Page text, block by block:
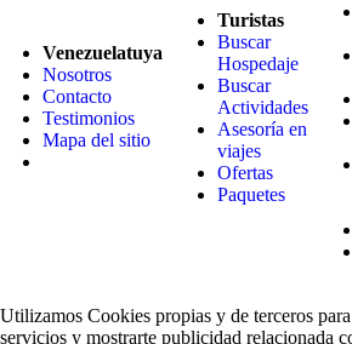
Venezuelatuya
Nosotros
Contacto
Testimonios
Mapa del sitio
Turistas
Buscar
Hospedaje
Buscar
Actividades
Asesoría en
viajes
Ofertas
Paquetes
Utilizamos Cookies propias y de terceros
servicios y mostrarte publicidad relacionada